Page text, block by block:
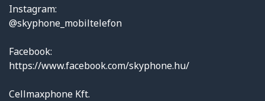
Instagram:
@skyphone_mobiltelefon
Facebook:
https://www.facebook.com/skyphone.hu/
Cellmaxphone Kft.